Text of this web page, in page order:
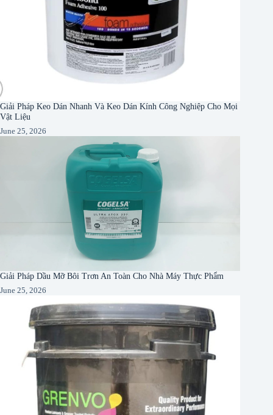
Giải Pháp Keo Dán Nhanh Và Keo Dán Kính Công Nghiệp Cho Mọi
Vật Liệu
June 25, 2026
Giải Pháp Dầu Mỡ Bôi Trơn An Toàn Cho Nhà Máy Thực Phẩm
June 25, 2026